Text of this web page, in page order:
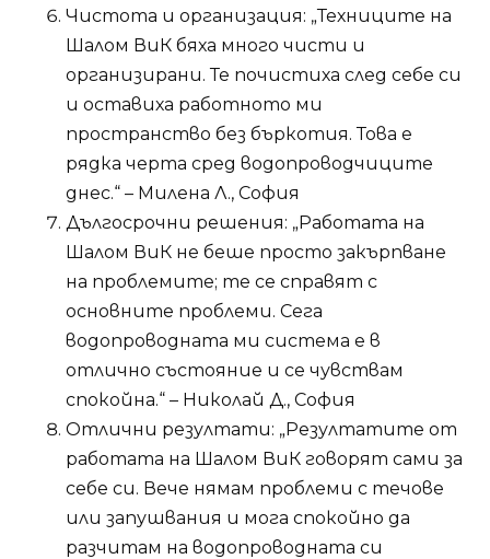
Чистота и организация: „Техниците на
Шалом ВиК бяха много чисти и
организирани. Те почистиха след себе си
и оставиха работното ми
пространство без бъркотия. Това е
рядка черта сред водопроводчиците
днес.“ – Милена Л., София
Дългосрочни решения: „Работата на
Шалом ВиК не беше просто закърпване
на проблемите; те се справят с
основните проблеми. Сега
водопроводната ми система е в
отлично състояние и се чувствам
спокойна.“ – Николай Д., София
Отлични резултати: „Резултатите от
работата на Шалом ВиК говорят сами за
себе си. Вече нямам проблеми с течове
или запушвания и мога спокойно да
разчитам на водопроводната си